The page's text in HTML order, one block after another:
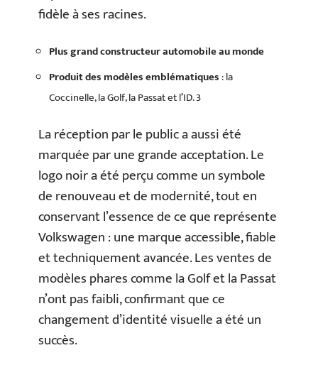
fidèle à ses racines.
Plus grand constructeur automobile au monde
Produit des modèles emblématiques: la
Coccinelle, la Golf, la Passat et l’ID. 3
La réception par le public a aussi été
marquée par une grande acceptation. Le
logo noir a été perçu comme un symbole
de renouveau et de modernité, tout en
conservant l’essence de ce que représente
Volkswagen : une marque accessible, fiable
et techniquement avancée. Les ventes de
modèles phares comme la Golf et la Passat
n’ont pas faibli, confirmant que ce
changement d’identité visuelle a été un
succès.